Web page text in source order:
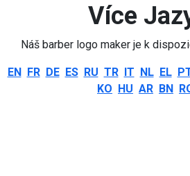
Více
Náš barber logo maker je k
EN FR DE ES RU TR IT NL EL
KO HU AR BN